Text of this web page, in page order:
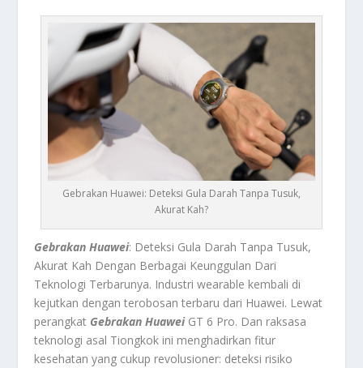
Gebrakan Huawei: Deteksi Gula Darah Tanpa Tusuk,
Akurat Kah?
Gebrakan Huawei: Deteksi Gula Darah Tanpa Tusuk,
Akurat Kah Dengan Berbagai Keunggulan Dari
Teknologi Terbarunya. Industri wearable kembali di
kejutkan dengan terobosan terbaru dari Huawei. Lewat
perangkat Gebrakan HuaweiGT 6 Pro. Dan raksasa
teknologi asal Tiongkok ini menghadirkan fitur
kesehatan yang cukup revolusioner: deteksi risiko